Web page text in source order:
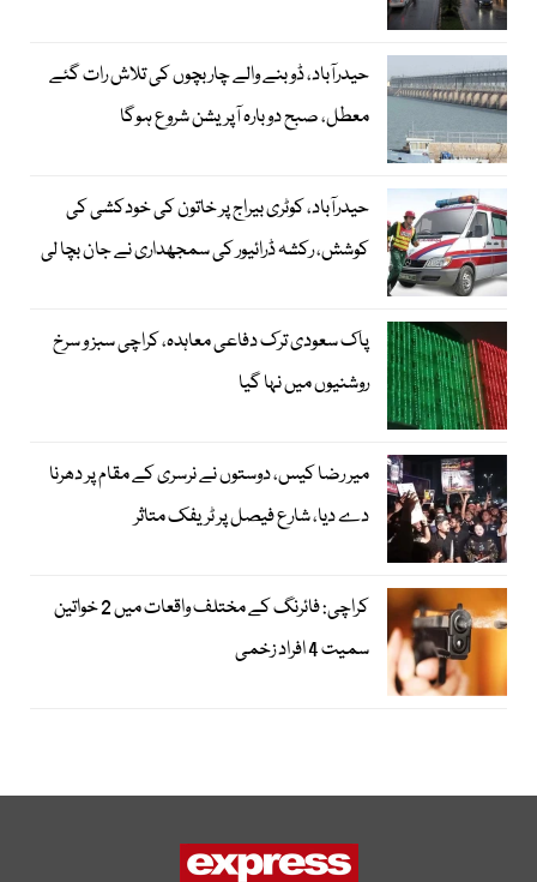
حیدرآباد، ڈوبنے والے چار بچوں کی تلاش رات گئے
معطل، صبح دوبارہ آپریشن شروع ہوگا
حیدرآباد، کوٹری بیراج پر خاتون کی خودکشی کی
کوشش، رکشہ ڈرائیور کی سمجھداری نے جان بچا لی
پاک سعودی ترک دفاعی معاہدہ، کراچی سبز و سرخ
روشنیوں میں نہا گیا
میر رضا کیس، دوستوں نے نرسری کے مقام پر دھرنا
دے دیا، شارع فیصل پر ٹریفک متاثر
کراچی: فائرنگ کے مختلف واقعات میں 2 خواتین
سمیت 4 افراد زخمی